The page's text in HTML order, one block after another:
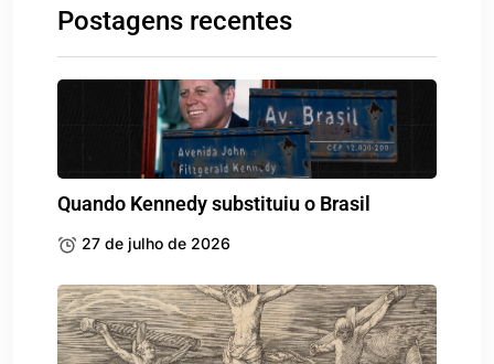
Postagens recentes
Quando Kennedy substituiu o Brasil
27 de julho de 2026